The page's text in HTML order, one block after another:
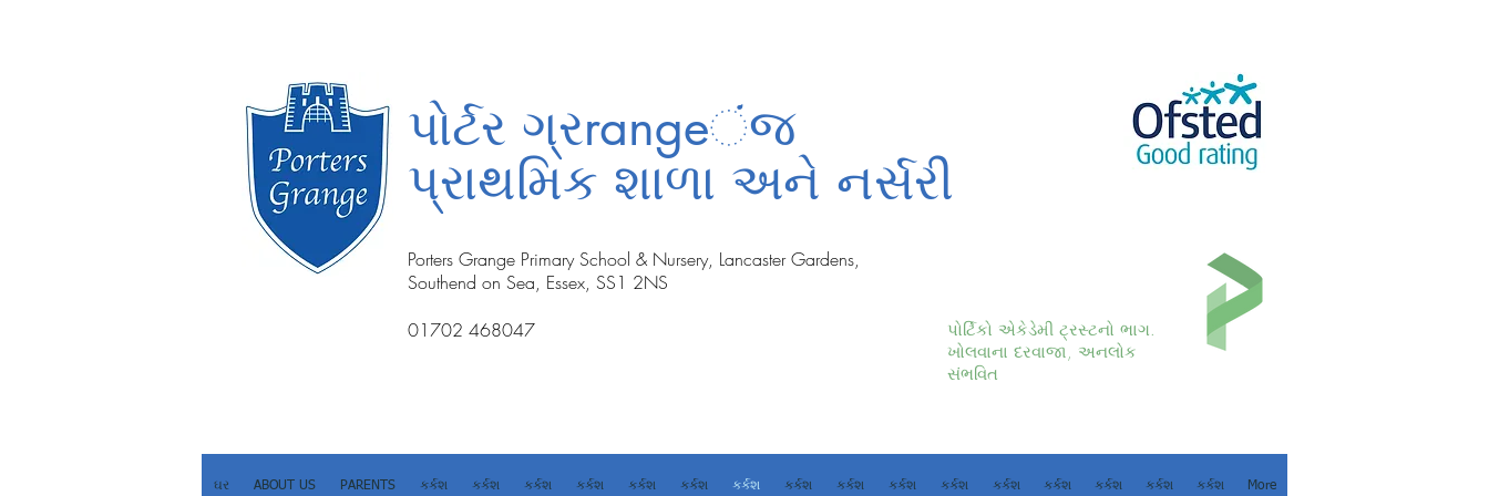
પોર્ટર ગ્રrangeંજ
પ્રાથમિક શાળા અને નર્સરી
Porters Grange Primary School & Nursery, Lancaster Gardens,
Southend on Sea, Essex, SS1 2NS
01702 468047
પોર્ટિકો એકેડેમી ટ્રસ્ટનો ભાગ.
ખોલવાના દરવાજા, અનલોક
સંભવિત
ઘર ABOUT US PARENTS કર્કશ કર્કશ કર્કશ કર્કશ કર્કશ કર્કશ કર્કશ કર્કશ કર્કશ કર્કશ કર્કશ કર્કશ કર્કશ કર્કશ કર્કશ કર્કશ More